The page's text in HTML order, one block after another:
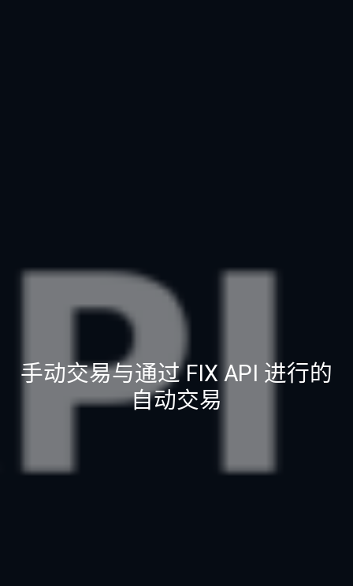
手动交易与通过 FIX API 进行的
自动交易